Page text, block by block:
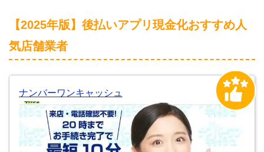
【2025年版】後払いアプリ現金化おすすめ人
気店舗業者
ナンバーワンキャッシュ